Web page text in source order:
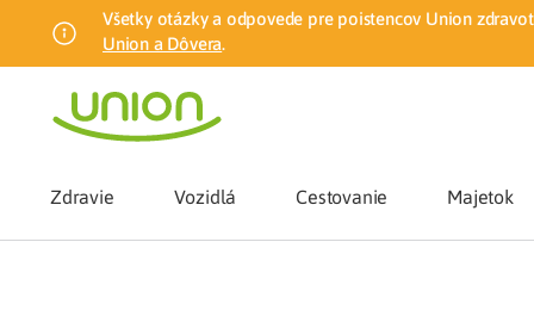
Všetky otázky a odpovede pre poistencov Union
Union a Dôvera.
Zdravie Vozidlá Cestovanie Majetok